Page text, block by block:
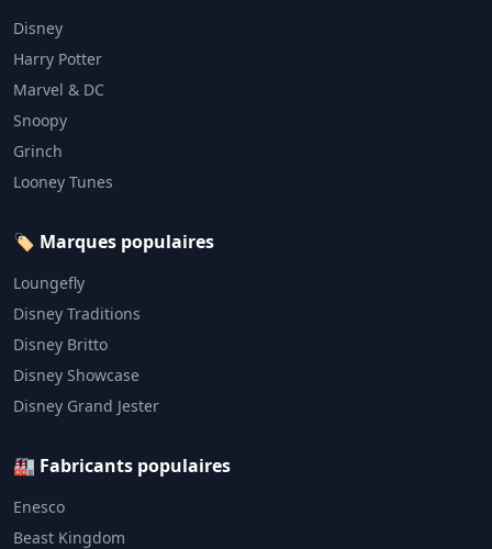
Disney
Harry Potter
Marvel & DC
Snoopy
Grinch
Looney Tunes
🏷️ Marques populaires
Loungefly
Disney Traditions
Disney Britto
Disney Showcase
Disney Grand Jester
🏭 Fabricants populaires
Enesco
Beast Kingdom